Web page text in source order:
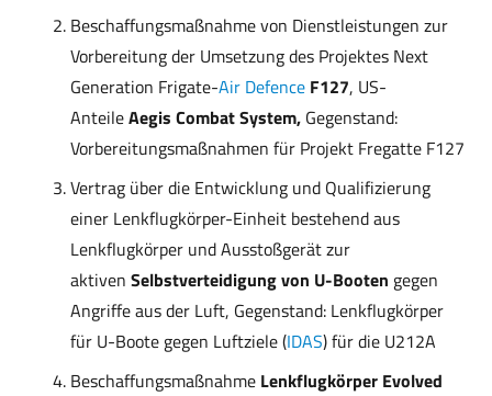
Beschaffungsmaßnahme von Dienstleistungen zur
Vorbereitung der Umsetzung des Projektes Next
Generation Frigate-Air Defence F127, US-
AnteileAegis Combat System, Gegenstand:
Vorbereitungsmaßnahmen für Projekt Fregatte F127
Vertrag über die Entwicklung und Qualifizierung
einer Lenkflugkörper-Einheit bestehend aus
Lenkflugkörper und Ausstoßgerät zur
aktiven Selbstverteidigung von U-Booten gegen
Angriffe aus der Luft, Gegenstand: Lenkflugkörper
für U-Boote gegen Luftziele (IDAS) für die U212A
Beschaffungsmaßnahme Lenkflugkörper Evolved